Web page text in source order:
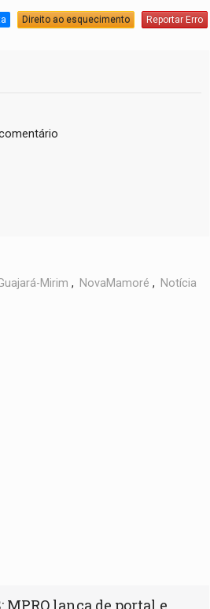
Direito ao esquecimento Reportar Erro
Mirim , NovaMamoré , Notícia
MPRO lança de portal e